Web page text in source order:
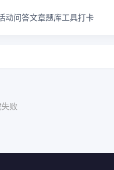
动问答文章题库工具打卡
败